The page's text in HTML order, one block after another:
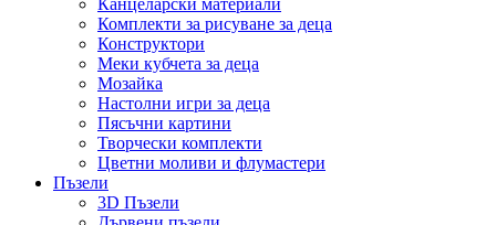
Канцеларски материали
Комплекти за рисуване за деца
Конструктори
Меки кубчета за деца
Мозайка
Настолни игри за деца
Пясъчни картини
Творчески комплекти
Цветни моливи и флумастери
Пъзели
3D Пъзели